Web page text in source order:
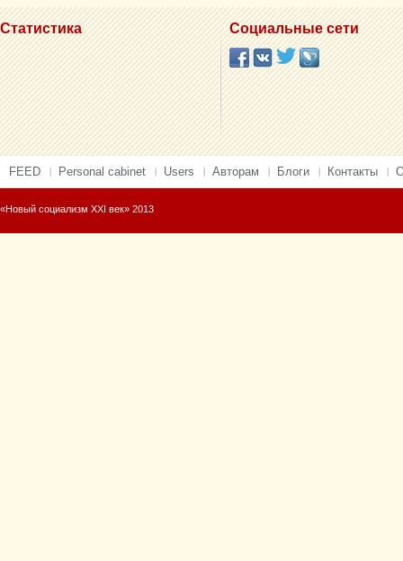
Статистика Социальные сети
FEED Personal cabinet Users Авторам Блоги Контакты
«Новый социализм XXI век» 2013